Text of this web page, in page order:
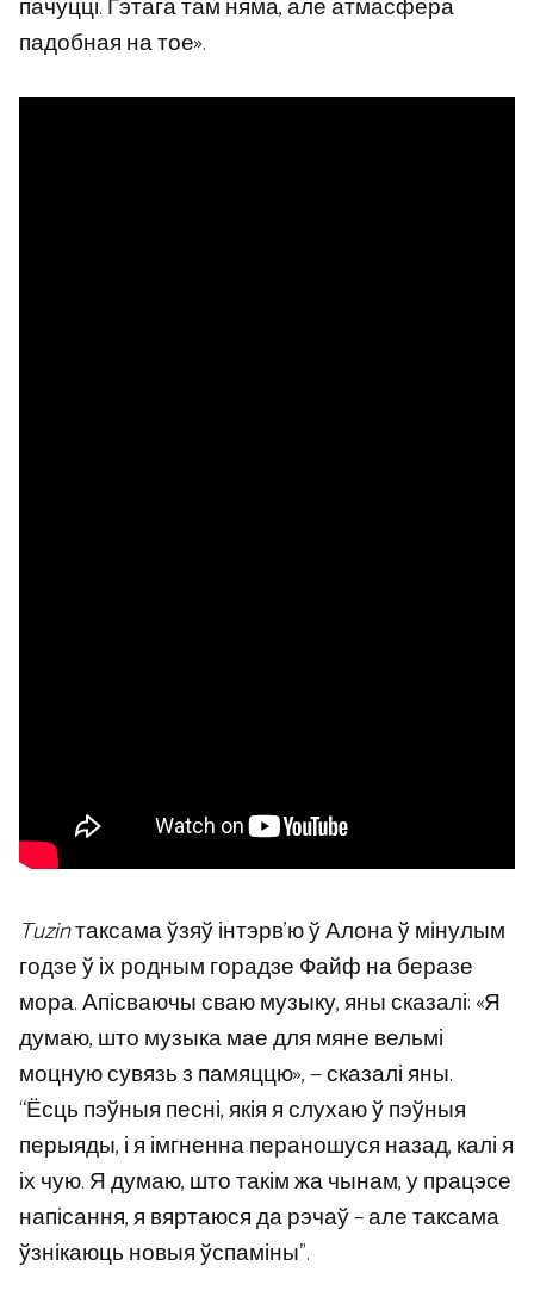
пачуцці. Гэтага там няма, але атмасфера
падобная на тое».
Tuzinтаксама ўзяў інтэрв’ю ў Алона ў мінулым
годзе ў іх родным горадзе Файф на беразе
мора. Апісваючы сваю музыку, яны сказалі: «Я
думаю, што музыка мае для мяне вельмі
моцную сувязь з памяццю», — сказалі яны.
“Ёсць пэўныя песні, якія я слухаю ў пэўныя
перыяды, і я імгненна пераношуся назад, калі я
іх чую. Я думаю, што такім жа чынам, у працэсе
напісання, я вяртаюся да рэчаў – але таксама
ўзнікаюць новыя ўспаміны”.